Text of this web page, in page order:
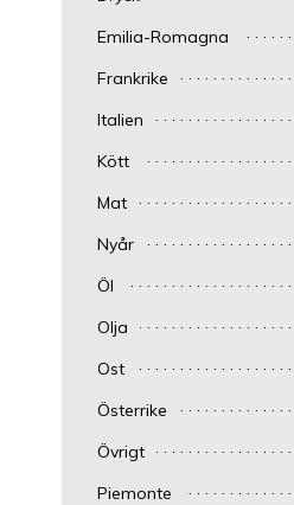
Emilia-Romagna
Frankrike
Italien
Kött
Mat
Nyår
Öl
Olja
Ost
Österrike
Övrigt
Piemonte